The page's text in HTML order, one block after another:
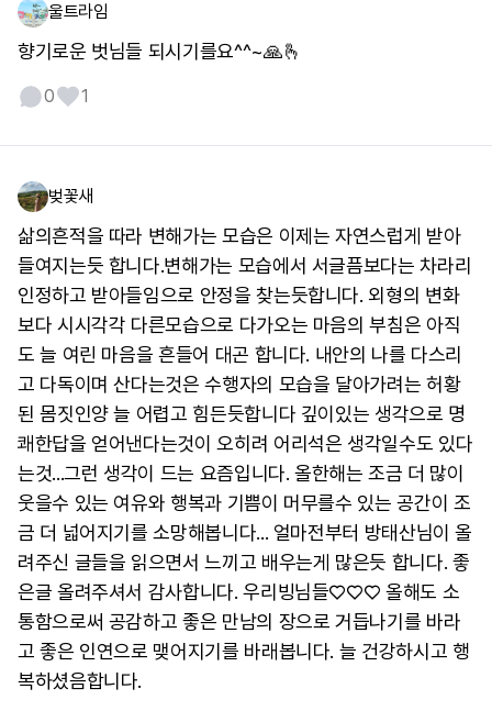
울트라임
향기로운 벗님들 되시기를요^^~🙏🫰
0 1
벚꽃새
삶의흔적을 따라 변해가는 모습은 이제는 자연스럽게 받아
들여지는듯 합니다.변해가는 모습에서 서글픔보다는 차라리
인정하고 받아들임으로 안정을 찾는듯합니다. 외형의 변화
보다 시시각각 다른모습으로 다가오는 마음의 부침은 아직
도 늘 여린 마음을 흔들어 대곤 합니다. 내안의 나를 다스리
고 다독이며 산다는것은 수행자의 모습을 달아가려는 허황
된 몸짓인양 늘 어렵고 힘든듯합니다 깊이있는 생각으로 명
쾌한답을 얻어낸다는것이 오히려 어리석은 생각일수도 있다
는것...그런 생각이 드는 요즘입니다. 올한해는 조금 더 많이
웃을수 있는 여유와 행복과 기쁨이 머무를수 있는 공간이 조
금 더 넓어지기를 소망해봅니다... 얼마전부터 방태산님이 올
려주신 글들을 읽으면서 느끼고 배우는게 많은듯 합니다. 좋
은글 올려주셔서 감사합니다. 우리빙님들♡♡♡ 올해도 소
통함으로써 공감하고 좋은 만남의 장으로 거듭나기를 바라
고 좋은 인연으로 맺어지기를 바래봅니다. 늘 건강하시고 행
복하셨음합니다.